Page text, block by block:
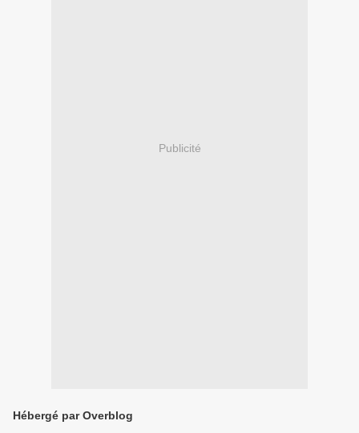
Publicité
Hébergé par Overblog